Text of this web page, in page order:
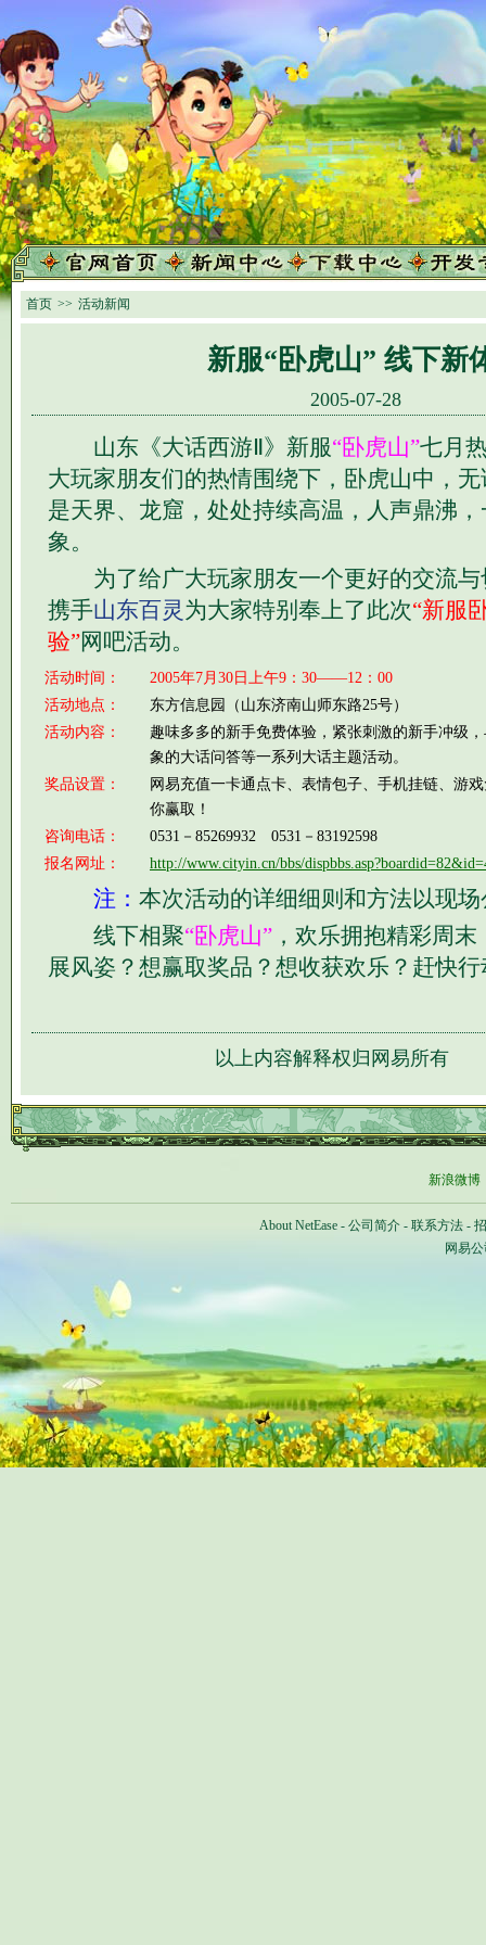
首页 >> 活动新闻
新服“卧虎山” 线下新
2005-07-28
山东《大话西游Ⅱ》新服“卧虎山”七月
大玩家朋友们的热情围绕下，卧虎山中，
是天界、龙窟，处处持续高温，人声鼎沸
象。
为了给广大玩家朋友一个更好的交流与
携手山东百灵 为大家特别奉上了此次“新服
验”网吧活动。
活动时间：
2005年7月30日上午9：30——12：00
活动地点：
东方信息园（山东济南山师东路25号）
活动内容：
趣味多多的新手免费体验，紧张刺激的新手冲级
象的大话问答等一系列大话主题活动。
奖品设置：
网易充值一卡通点卡、表情包子、手机挂链、游
你赢取！
咨询电话：
0531－85269932 0531－83192598
报名网址：
http://www.cityin.cn/bbs/
注： 本次活动的详细细则和方法以现
线下相聚“卧虎山” ，欢乐拥抱精彩周
展风姿？想赢取奖品？想收获欢乐？赶快
以上内容解释权归网易所有
新浪微博
About NetEase - 公司简介 - 联系方法 -
网易